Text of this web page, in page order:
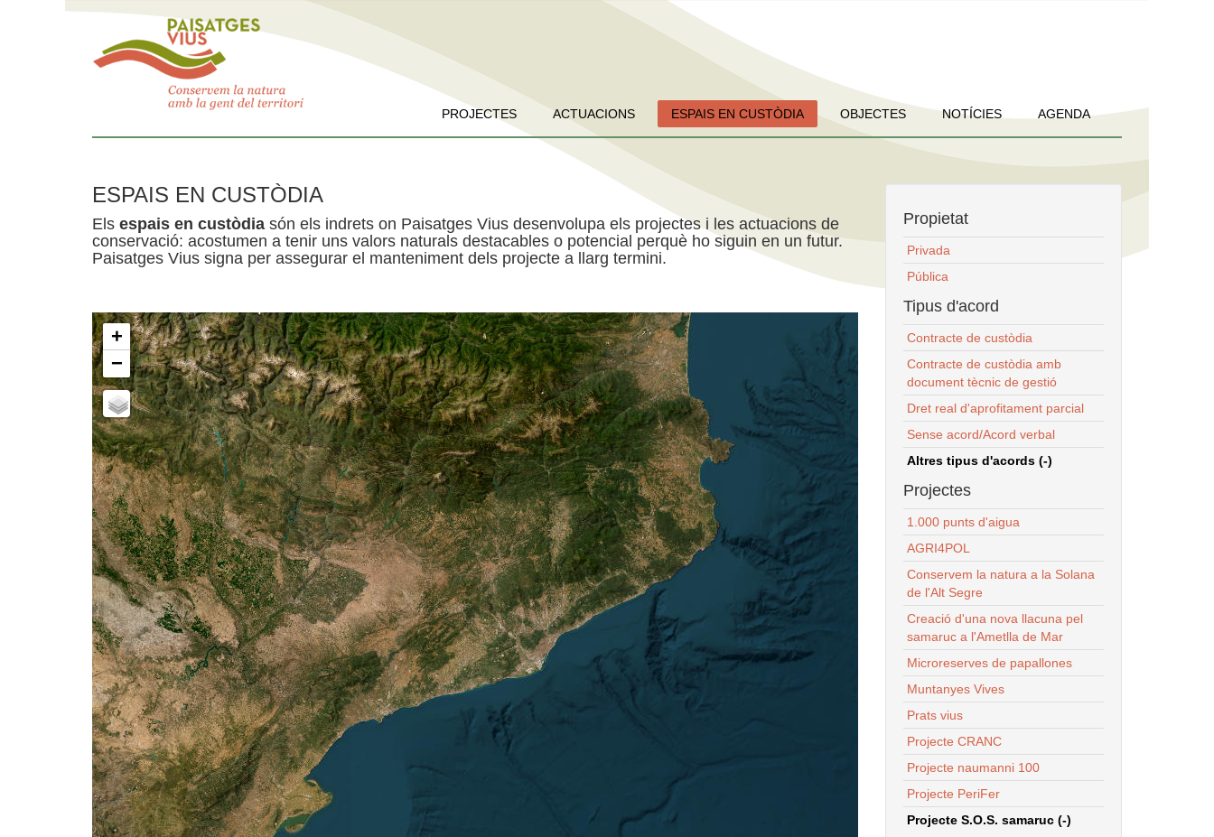
PROJECTES ACTUACIONS ESPAIS EN CUSTÒDIA OBJECTES NOTÍCIES AGENDA
ESPAIS EN CUSTÒDIA
Els espais en custòdia són els indrets on Paisatges Vius desenvolupa els projectes i les actuacions de
conservació: acostumen a tenir uns valors naturals destacables o potencial perquè ho siguin en un futur.
Paisatges Vius signa per assegurar el manteniment dels projecte a llarg termini.
+
−
Propietat
Privada
Pública
Tipus d'acord
Contracte de custòdia
Contracte de custòdia amb
document tècnic de gestió
Dret real d'aprofitament parcial
Sense acord/Acord verbal
Altres tipus d'acords (-)
Projectes
1.000 punts d'aigua
AGRI4POL
Conservem la natura a la Solana
de l'Alt Segre
Creació d'una nova llacuna pel
samaruc a l'Ametlla de Mar
Microreserves de papallones
Muntanyes Vives
Prats vius
Projecte CRANC
Projecte naumanni 100
Projecte PeriFer
Projecte S.O.S. samaruc (-)